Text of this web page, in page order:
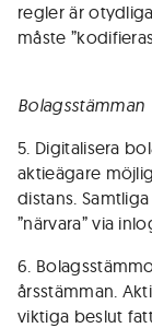
regler är
måste
Bolagsstämman
5. Digitalisera
aktieägare
distans.
”närvara” via
6.
årsstämman.
viktiga beslut